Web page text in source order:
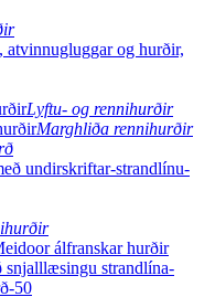
Lyftu- og rennihurðir
Marghliða rennihurðir